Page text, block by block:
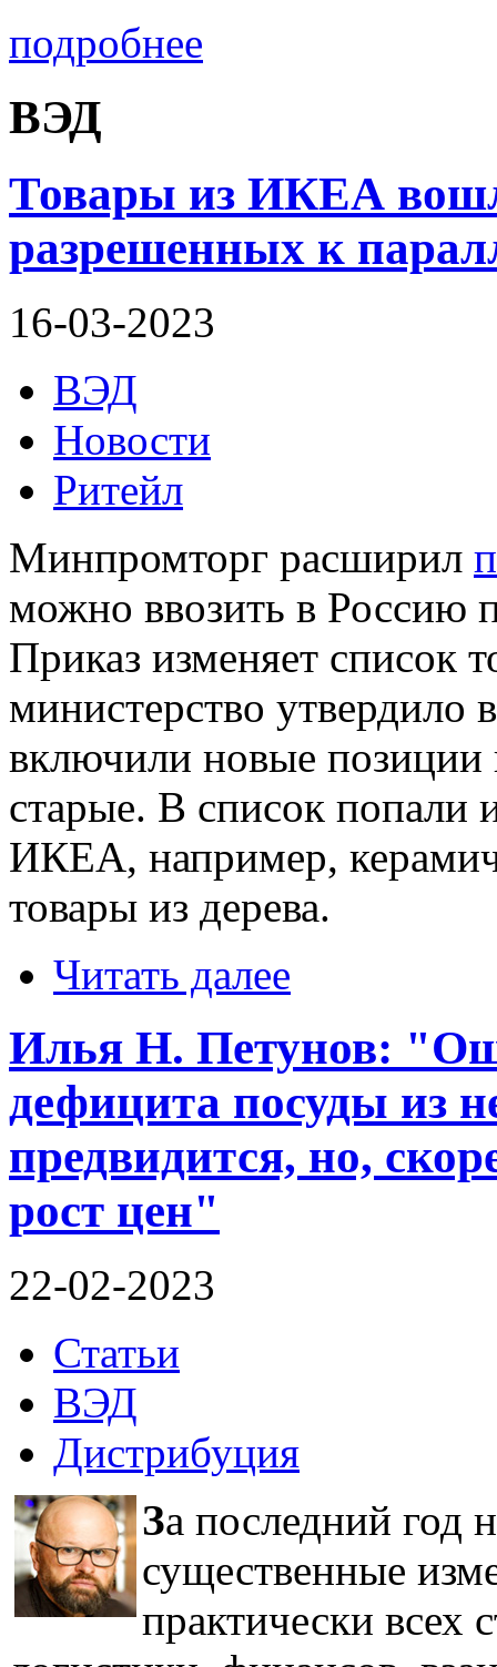
подробнее
ВЭД
Товары из ИКЕА
разрешенных к
16-03-2023
ВЭД
Новости
Ритейл
Минпромторг расширил
можно ввозить в Россию
Приказ изменяет список
министерство утвердило
включили новые
старые. В список попали
ИКЕА, например,
товары из дерева.
Читать далее
Илья Н. Петунов:
дефицита посуды из
предвидится, но,
рост цен"
22-02-2023
Статьи
ВЭД
Дистрибуция
За последний год
существенные
практически всех